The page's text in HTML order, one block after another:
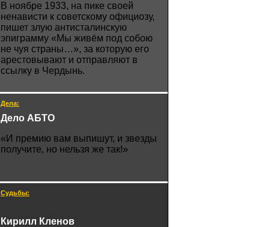
В ноябре 1933, на пике своей
ненависти к советскому официозу,
пишет злую антисталинскую
эпиграмму «Мы живём под собою
не чуя страны…», за которую его
арестовывают и отправляют в
ссылку в Чердынь.
Дела:
Дело АБТО
«И премию вам выпишут, и звезды
получите, но нельзя же так!»
Судьбы:
Кирилл Кленов